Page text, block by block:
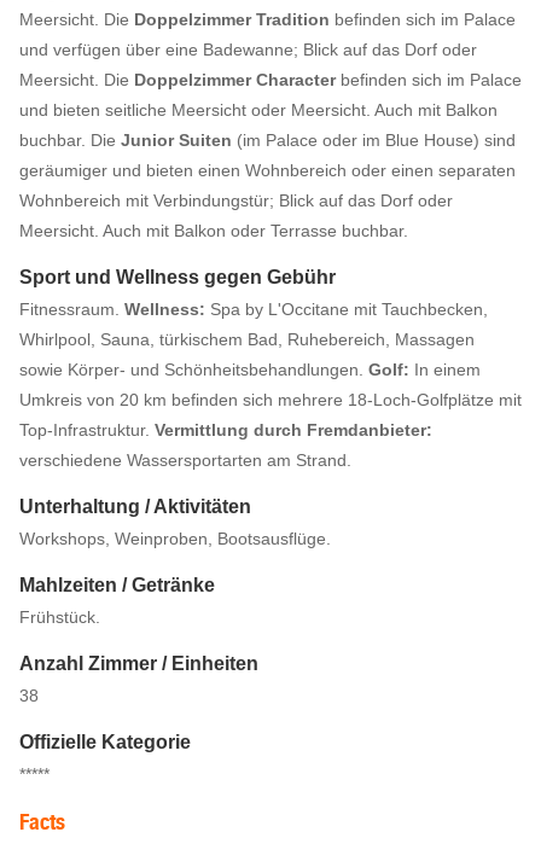
Meersicht. Die Doppelzimmer Tradition befinden sich im Palace
und verfügen über eine Badewanne; Blick auf das Dorf oder
Meersicht. Die Doppelzimmer Characterbefinden sich im Palace
und bieten seitliche Meersicht oder Meersicht. Auch mit Balkon
buchbar. Die Junior Suiten (im Palace oder im Blue House) sind
geräumiger und bieten einen Wohnbereich oder einen separaten
Wohnbereich mit Verbindungstür; Blick auf das Dorf oder
Meersicht. Auch mit Balkon oder Terrasse buchbar.
Sport und Wellness gegen Gebühr
Fitnessraum. Wellness: Spa by L'Occitane mit Tauchbecken,
Whirlpool, Sauna, türkischem Bad, Ruhebereich, Massagen
sowie Körper- und Schönheitsbehandlungen. Golf: In einem
Umkreis von 20 km befinden sich mehrere 18-Loch-Golfplätze mit
Top-Infrastruktur. Vermittlung durch Fremdanbieter:
verschiedene Wassersportarten am Strand.
Unterhaltung / Aktivitäten
Workshops, Weinproben, Bootsausflüge.
Mahlzeiten / Getränke
Frühstück.
Anzahl Zimmer / Einheiten
38
Offizielle Kategorie
*****
Facts